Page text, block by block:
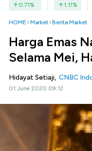
0.71% 1.11%
HOME Market Berita Market
Harga Emas
Selama Mei,
Hidayat Setiaji, CNBC
01 June 2020 09:12